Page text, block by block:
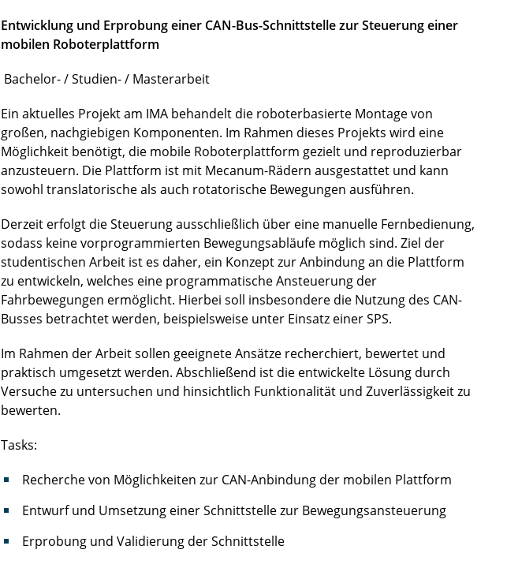
Entwicklung und Erprobung einer CAN-Bus-Schnittstelle zur Steuerung einer
mobilen Roboterplattform
Bachelor- / Studien- / Masterarbeit
Ein aktuelles Projekt am IMA behandelt die roboterbasierte Montage von
großen, nachgiebigen Komponenten. Im Rahmen dieses Projekts wird eine
Möglichkeit benötigt, die mobile Roboterplattform gezielt und reproduzierbar
anzusteuern. Die Plattform ist mit Mecanum-Rädern ausgestattet und kann
sowohl translatorische als auch rotatorische Bewegungen ausführen.
Derzeit erfolgt die Steuerung ausschließlich über eine manuelle Fernbedienung,
sodass keine vorprogrammierten Bewegungsabläufe möglich sind. Ziel der
studentischen Arbeit ist es daher, ein Konzept zur Anbindung an die Plattform
zu entwickeln, welches eine programmatische Ansteuerung der
Fahrbewegungen ermöglicht. Hierbei soll insbesondere die Nutzung des CAN-
Busses betrachtet werden, beispielsweise unter Einsatz einer SPS.
Im Rahmen der Arbeit sollen geeignete Ansätze recherchiert, bewertet und
praktisch umgesetzt werden. Abschließend ist die entwickelte Lösung durch
Versuche zu untersuchen und hinsichtlich Funktionalität und Zuverlässigkeit zu
bewerten.
Tasks:
Recherche von Möglichkeiten zur CAN-Anbindung der mobilen Plattform
Entwurf und Umsetzung einer Schnittstelle zur Bewegungsansteuerung
Erprobung und Validierung der Schnittstelle